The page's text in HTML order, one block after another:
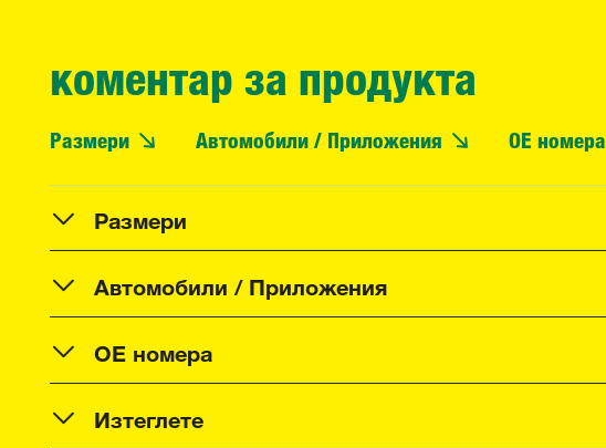
коментар за продукта
Размери Автомобили / Приложения OE номера
Размери
Автомобили / Приложения
OE номера
Изтеглете